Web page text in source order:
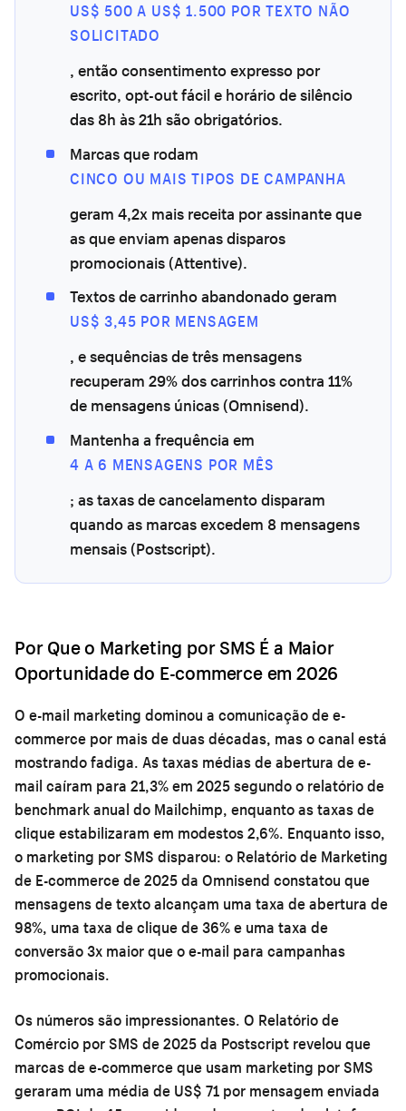
US$ 500 A US$ 1.500 POR TEXTO NÃO
SOLICITADO
, então consentimento expresso por
escrito, opt-out fácil e horário de silêncio
das 8h às 21h são obrigatórios.
Marcas que rodam
CINCO OU MAIS TIPOS DE CAMPANHA
geram 4,2x mais receita por assinante que
as que enviam apenas disparos
promocionais (Attentive).
Textos de carrinho abandonado geram
US$ 3,45 POR MENSAGEM
, e sequências de três mensagens
recuperam 29% dos carrinhos contra 11%
de mensagens únicas (Omnisend).
Mantenha a frequência em
4 A 6 MENSAGENS POR MÊS
; as taxas de cancelamento disparam
quando as marcas excedem 8 mensagens
mensais (Postscript).
Por Que o Marketing por SMS É a Maior
Oportunidade do E-commerce em 2026
O e-mail marketing dominou a comunicação de e-
commerce por mais de duas décadas, mas o canal está
mostrando fadiga. As taxas médias de abertura de e-
mail caíram para 21,3% em 2025 segundo o relatório de
benchmark anual do Mailchimp, enquanto as taxas de
clique estabilizaram em modestos 2,6%. Enquanto isso,
o marketing por SMS disparou: o Relatório de Marketing
de E-commerce de 2025 da Omnisend constatou que
mensagens de texto alcançam uma taxa de abertura de
98%, uma taxa de clique de 36% e uma taxa de
conversão 3x maior que o e-mail para campanhas
promocionais.
Os números são impressionantes. O Relatório de
Comércio por SMS de 2025 da Postscript revelou que
marcas de e-commerce que usam marketing por SMS
geraram uma média de US$ 71 por mensagem enviada